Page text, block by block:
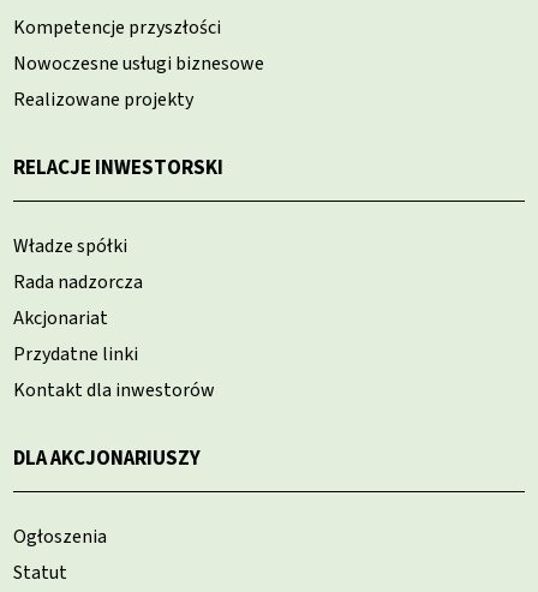
Kompetencje przyszłości
Nowoczesne usługi biznesowe
Realizowane projekty
RELACJE INWESTORSKI
Władze spółki
Rada nadzorcza
Akcjonariat
Przydatne linki
Kontakt dla inwestorów
DLA AKCJONARIUSZY
Ogłoszenia
Statut